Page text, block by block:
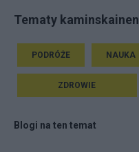
Tematy kaminskainen
PODRÓŻE NAUKA
ZDROWIE
Blogi na ten temat